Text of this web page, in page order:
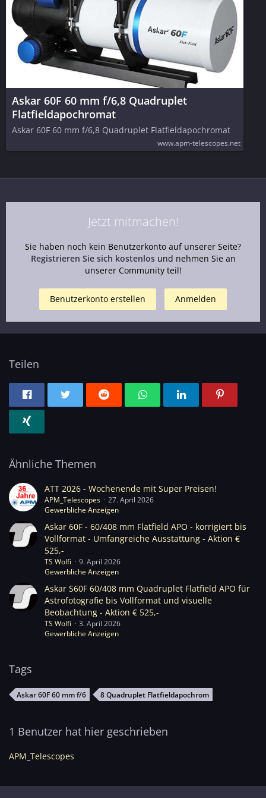
Askar 60F 60 mm f/6,8 Quadruplet
Flatfieldapochromat
Askar 60F 60 mm f/6,8 Quadruplet Flatfieldapochromat
www.apm-telescopes.net
Jetzt mitmachen!
Sie haben noch kein Benutzerkonto auf unserer Seite?
Registrieren Sie sich kostenlosund nehmen Sie an
unserer Community teil!
Benutzerkonto erstellen Anmelden
Teilen
Ähnliche Themen
ATT 2026 - Wochenende mit Super Preisen!
APM_Telescopes
27. April 2026
Gewerbliche Anzeigen
Askar 60F - 60/408 mm Flatfield APO - korrigiert bis
Vollformat - Umfangreiche Ausstattung - Aktion €
525,-
TS Wolfi
9. April 2026
Gewerbliche Anzeigen
Askar S60F 60/408 mm Quadruplet Flatfield APO für
Astrofotografie bis Vollformat und visuelle
Beobachtung - Aktion € 525,-
TS Wolfi
3. April 2026
Gewerbliche Anzeigen
Tags
Askar 60F 60 mm f/6 8 Quadruplet Flatfieldapochrom
1 Benutzer hat hier geschrieben
APM_Telescopes